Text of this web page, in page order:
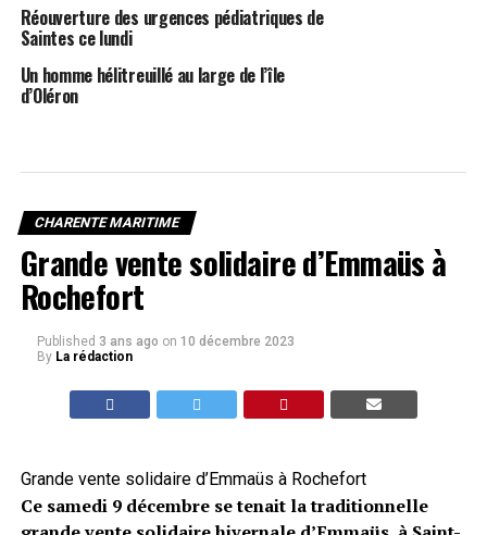
Réouverture des urgences pédiatriques de
Saintes ce lundi
Un homme hélitreuillé au large de l’île
d’Oléron
CHARENTE MARITIME
Grande vente solidaire d’Emmaüs à
Rochefort
Published 3 ans ago on 10 décembre 2023
By La rédaction
Grande vente solidaire d’Emmaüs à Rochefort
Ce samedi 9 décembre se tenait la traditionnelle